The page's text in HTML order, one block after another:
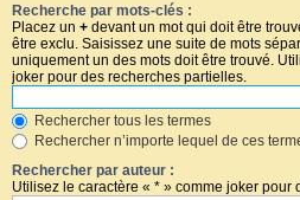
Recherche par mots-clés :
Placez un + devant un mot qui doit être
être exclu. Saisissez une suite de mots
uniquement un des mots doit être trouvé.
joker pour des recherches partielles.
Rechercher tous les termes
Rechercher n’importe lequel de ces
Rechercher par auteur :
Utilisez le caractère « * » comme joker pour